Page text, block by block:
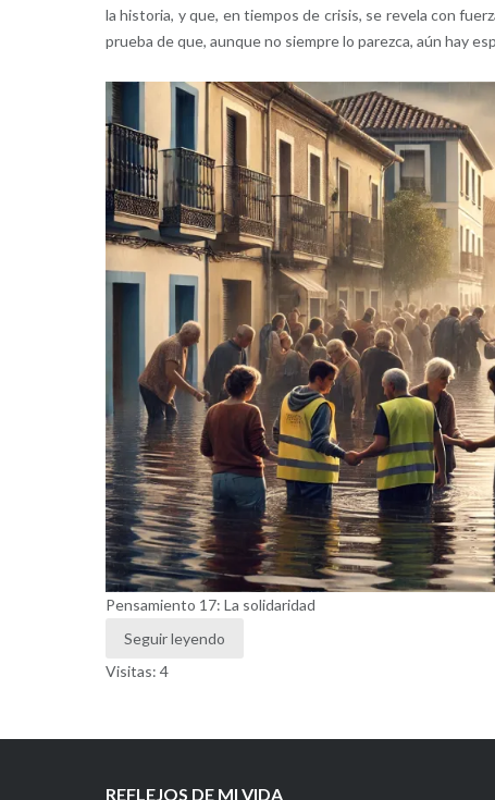
la historia, y que, en tiempos de crisis, se revela con
prueba de que, aunque no siempre lo parezca, aún hay
Pensamiento 17: La solidaridad
Seguir leyendo
Visitas: 4
REFLEJOS DE MI VIDA